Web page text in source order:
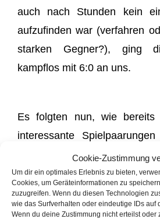
Cookie-Zustimmung
Um dir ein optimales Erlebnis zu bieten,
Cookies, um Geräteinformationen zu
zuzugreifen. Wenn du diesen Technologien
wie das Surfverhalten oder eindeutige IDs auf
Wenn du deine Zustimmung nicht erteilst oder
auch nach Stunden kein
aufzufinden war (verfahren
starken Gegner?), ging
kampflos mit 6:0 an uns.
Es folgten nun, wie bereits
interessante
Horhausen. Die
Mannschaften war sehr
vier Begegnungen erst
entschieden wurden. Das 2.